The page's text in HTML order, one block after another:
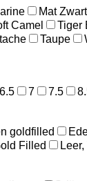
Mat Zwart
Camel Tiger
Taupe
6.5 7 7.5
goldfilled
Filled